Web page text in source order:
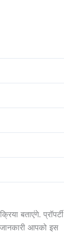
बताएंगे. प्रॉपर्टी
आपको इस